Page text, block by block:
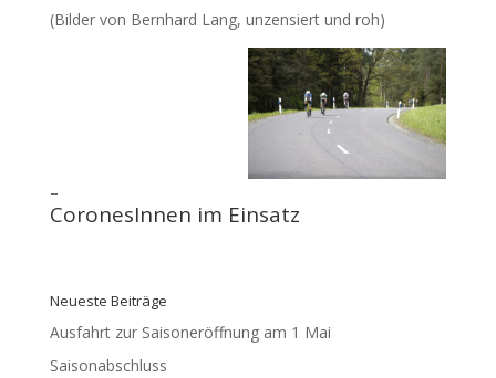
(Bilder von Bernhard Lang, unzensiert und roh)
–
CoronesInnen im Einsatz
Neueste Beiträge
Ausfahrt zur Saisoneröffnung am 1 Mai
Saisonabschluss